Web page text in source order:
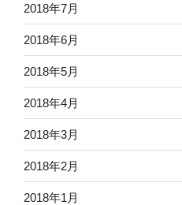
2018年7月
2018年6月
2018年5月
2018年4月
2018年3月
2018年2月
2018年1月